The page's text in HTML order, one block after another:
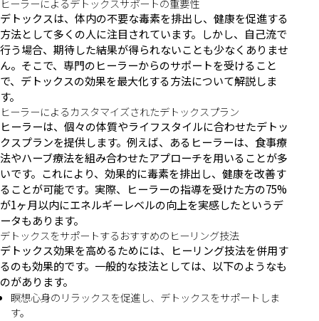
ヒーラーによるデトックスサポートの重要性
デトックスは、体内の不要な毒素を排出し、健康を促進する
方法として多くの人に注目されています。しかし、自己流で
行う場合、期待した結果が得られないことも少なくありませ
ん。そこで、専門のヒーラーからのサポートを受けること
で、デトックスの効果を最大化する方法について解説しま
す。
ヒーラーによるカスタマイズされたデトックスプラン
ヒーラーは、個々の体質やライフスタイルに合わせたデトッ
クスプランを提供します。例えば、あるヒーラーは、食事療
法やハーブ療法を組み合わせたアプローチを用いることが多
いです。これにより、効果的に毒素を排出し、健康を改善す
ることが可能です。実際、ヒーラーの指導を受けた方の75%
が1ヶ月以内にエネルギーレベルの向上を実感したというデ
ータもあります。
デトックスをサポートするおすすめのヒーリング技法
デトックス効果を高めるためには、ヒーリング技法を併用す
るのも効果的です。一般的な技法としては、以下のようなも
のがあります。
瞑想心身のリラックスを促進し、デトックスをサポートしま
す。